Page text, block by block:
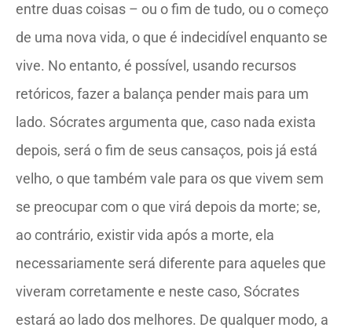
entre duas coisas – ou o fim de tudo, ou o começo
de uma nova vida, o que é indecidível enquanto se
vive. No entanto, é possível, usando recursos
retóricos, fazer a balança pender mais para um
lado. Sócrates argumenta que, caso nada exista
depois, será o fim de seus cansaços, pois já está
velho, o que também vale para os que vivem sem
se preocupar com o que virá depois da morte; se,
ao contrário, existir vida após a morte, ela
necessariamente será diferente para aqueles que
viveram corretamente e neste caso, Sócrates
estará ao lado dos melhores. De qualquer modo, a